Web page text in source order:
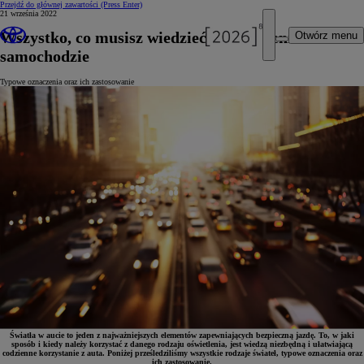
Przejdź do głównej zawartości (Press Enter)
Otwórz menu
21 września 2022
Wszystko, co musisz wiedzieć o oświetleniu w
samochodzie
Typowe oznaczenia oraz ich zastosowanie
Światła w aucie to jeden z najważniejszych elementów zapewniających bezpieczną jazdę. To, w jaki
sposób i kiedy należy korzystać z danego rodzaju oświetlenia, jest wiedzą niezbędną i ułatwiającą
codzienne korzystanie z auta. Poniżej prześledziliśmy wszystkie rodzaje świateł, typowe oznaczenia oraz
ich zastosowanie.